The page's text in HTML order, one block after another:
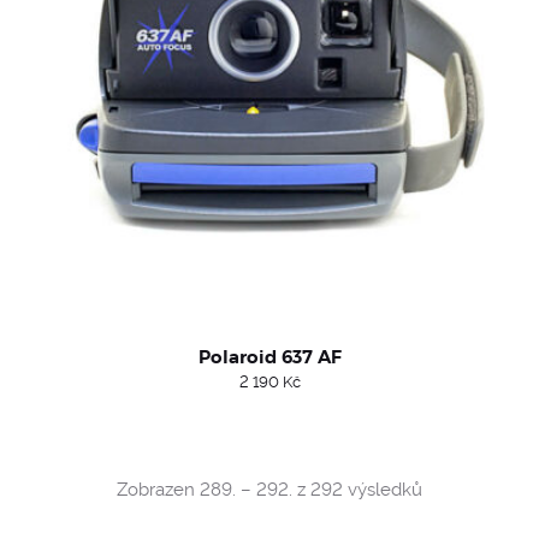
Polaroid 637 AF
2 190 Kč
Zobrazen 289. – 292. z 292 výsledků